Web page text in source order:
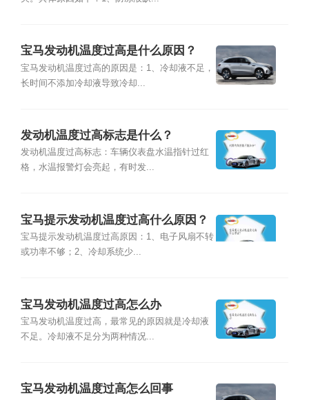
宝马发动机温度过高是什么原因？
宝马发动机温度过高的原因是：1、冷却液不足，
长时间不添加冷却液导致冷却...
发动机温度过高标志是什么？
发动机温度过高标志：车辆仪表盘水温指针过红
格，水温报警灯会亮起，有时发...
宝马提示发动机温度过高什么原因？
宝马提示发动机温度过高原因：1、电子风扇不转
或功率不够；2、冷却系统少...
宝马发动机温度过高怎么办
宝马发动机温度过高，最常见的原因就是冷却液
不足。冷却液不足分为两种情况...
宝马发动机温度过高怎么回事